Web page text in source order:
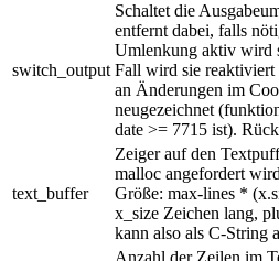
switch_output
Schaltet die
entfernt dabei, falls
Umlenkung aktiv wird
Fall wird sie reaktiviert
an Änderungen im
neugezeichnet
date >= 7715 ist).
text_buffer
Zeiger auf den
malloc angefordert
Größe: max-lines *
x_size Zeichen lang,
kann also als C-String